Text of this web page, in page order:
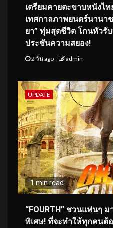
เตรียมคายตะขาบหนังไ
เทศกาลภาพยนตร์นานา
ยา” ทุ่มสุดชีวิต โกนหัว
ประชันความสยอง!
2 วัน ago admin
UPDATE
1 min read
“FOURTH” ชวนแฟนๆ
พิเศษ! ที่จะทำให้ทุกคนต้อ